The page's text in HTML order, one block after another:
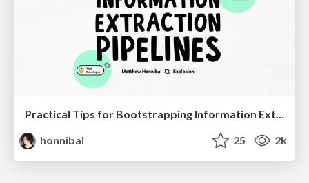
Practical Tips for Bootstrapping Information Extraction Pipelines
honnibal
25 2k